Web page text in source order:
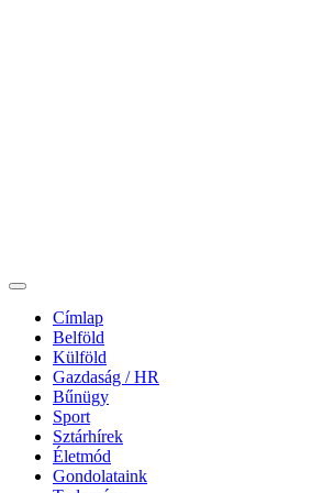
Címlap
Belföld
Külföld
Gazdaság / HR
Bűnügy
Sport
Sztárhírek
Életmód
Gondolataink